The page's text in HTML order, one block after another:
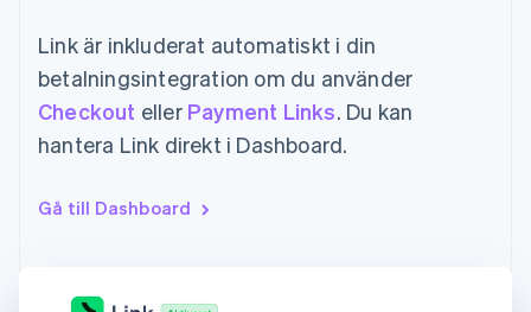
Link är inkluderat automatiskt i din
betalningsintegration om du använder
Checkout eller Payment Links. Du kan
hantera Link direkt i Dashboard.
Gå till Dashboard